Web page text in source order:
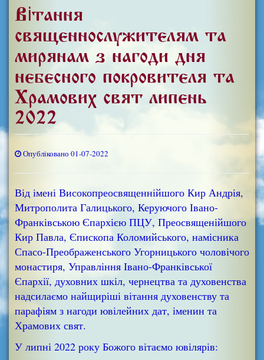
Вітання
священнослужителям та
мирянам з нагоди дня
небесного покровителя та
Храмових свят липень
2022
Опубліковано 01-07-2022
Від імені Високопреосвященнійшого Кир Андрія,
Митрополита Галицького, Керуючого Івано-
Франківською Єпархією ПЦУ, Преосвященійшого
Кир Павла, Єпископа Коломийського, намісника
Спасо-Преображенського Угорницького чоловічого
монастиря, Управління Івано-Франківської
Єпархії, духовних шкіл, чернецтва та духовенства
надсилаємо найщиріші вітання духовенству та
парафіям з нагоди ювілейних дат, іменин та
Храмових свят.
У липні 2022 року Божого вітаємо ювілярів: